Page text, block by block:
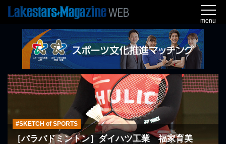
menu
#SKETCH of SPORTS
［パラバドミントン］ダイハツ工業 福家育美